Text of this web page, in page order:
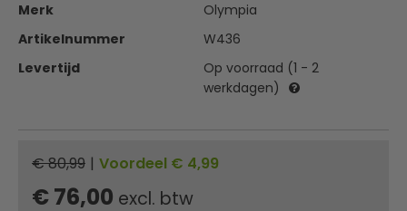
Merk
Olympia
Artikelnummer
W436
Levertijd
Op voorraad (1 - 2
werkdagen)
€ 80,99 | Voordeel € 4,99
€ 76,00 excl. btw